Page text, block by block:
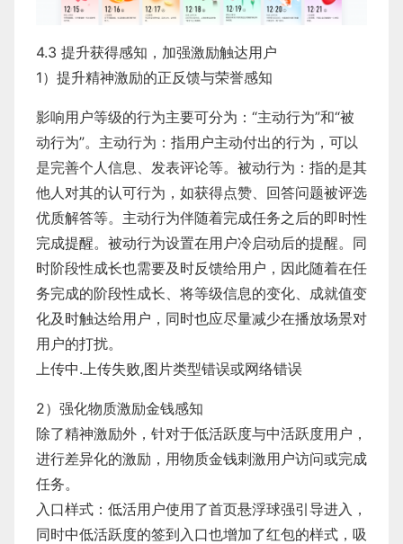
4.3 提升获得感知，加强激励触达用户
1）提升精神激励的正反馈与荣誉感知
影响用户等级的行为主要可分为：“主动行为”和“被
动行为”。主动行为：指用户主动付出的行为，可以
是完善个人信息、发表评论等。被动行为：指的是其
他人对其的认可行为，如获得点赞、回答问题被评选
优质解答等。主动行为伴随着完成任务之后的即时性
完成提醒。被动行为设置在用户冷启动后的提醒。同
时阶段性成长也需要及时反馈给用户，因此随着在任
务完成的阶段性成长、将等级信息的变化、成就值变
化及时触达给用户，同时也应尽量减少在播放场景对
用户的打扰。
上传中.上传失败,图片类型错误或网络错误
2）强化物质激励金钱感知
除了精神激励外，针对于低活跃度与中活跃度用户，
进行差异化的激励，用物质金钱刺激用户访问或完成
任务。
​入口样式：低活用户使用了首页悬浮球强引导进入，
同时中低活跃度的签到入口也增加了红包的样式，吸